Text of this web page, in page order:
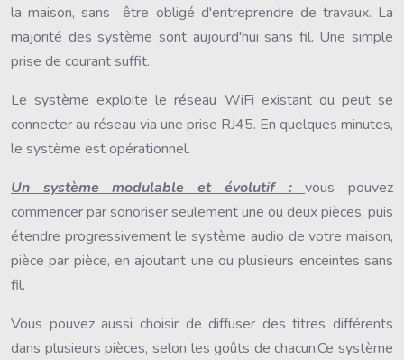
la maison, sans être obligé d'entreprendre de travaux. La
majorité des système sont aujourd'hui sans fil. Une simple
prise de courant suffit.
Le système exploite le réseau WiFi existant ou peut se
connecter au réseau via une prise RJ45. En quelques minutes,
le système est opérationnel.
Un système modulable et évolutif :
vous pouvez
commencer par sonoriser seulement une ou deux pièces, puis
étendre progressivement le système audio de votre maison,
pièce par pièce, en ajoutant une ou plusieurs enceintes sans
fil.
Vous pouvez aussi choisir de diffuser des titres différents
dans plusieurs pièces, selon les goûts de chacun.Ce système